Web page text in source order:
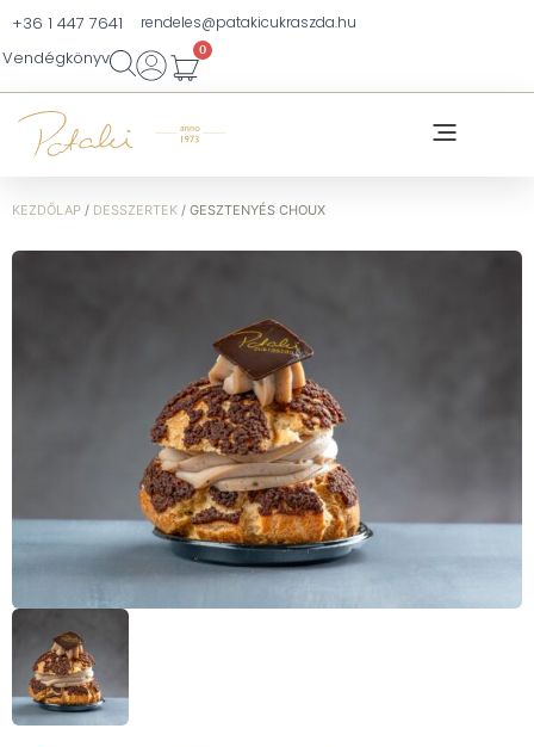
+36 1 447 7641 rendeles@patakicukraszda.hu
Vendégkönyv 0
KEZDŐLAP / DESSZERTEK / GESZTENYÉS CHOUX